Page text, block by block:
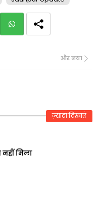
और नया
ज़्यादा दिखाएं
मिला